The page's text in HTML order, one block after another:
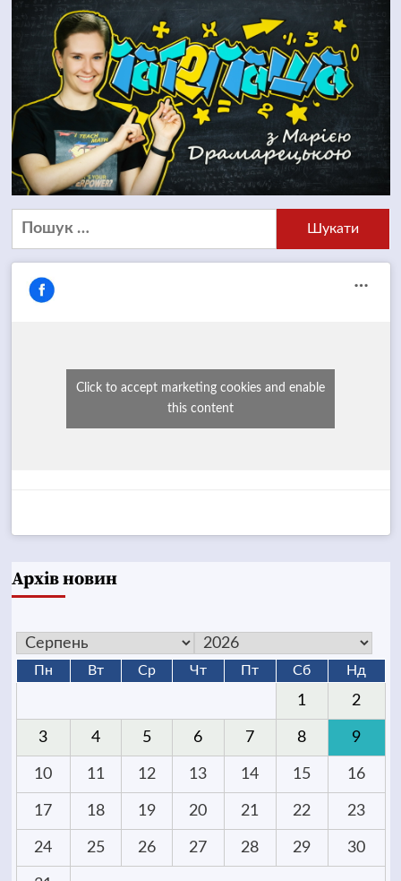
Пошук:
Click to accept marketing cookies and enable
this content
Архів новин
Пн Вт Ср Чт Пт Сб Нд
1 2
3 4 5 6 7 8 9
10 11 12 13 14 15 16
17 18 19 20 21 22 23
24 25 26 27 28 29 30